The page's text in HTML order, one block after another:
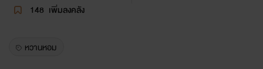
148 เพิ่มลงคลัง
หวานหอม